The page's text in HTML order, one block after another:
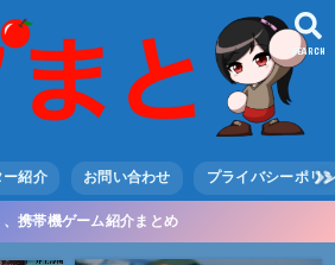
SEARCH
ー紹介 お問い合わせ プライバシーポリ
、携帯機ゲーム紹介まとめ